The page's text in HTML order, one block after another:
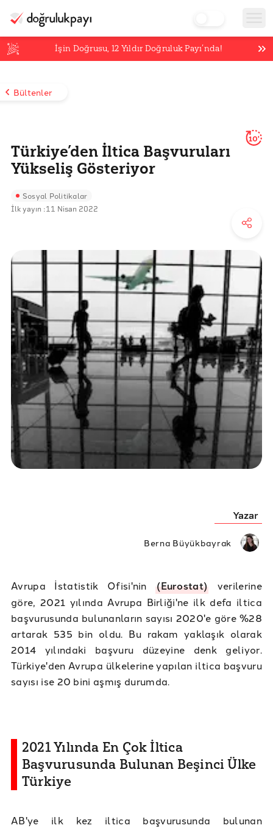
İşin Doğrusu,12 Yıldır Doğruluk Payı’nda!
Bültenler
Türkiye’den İltica Başvuruları
Yükseliş Gösteriyor
10'
Sosyal Politikalar
İlk yayın :11 Nisan 2022
Yazar
Berna Büyükbayrak
Avrupa İstatistik Ofisi'nin(Eurostat) verilerine
göre, 2021 yılında Avrupa Birliği'ne ilk defa iltica
başvurusunda bulunanların sayısı 2020'e göre %28
artarak 535 bin oldu. Bu rakam yaklaşık olarak
2014 yılındaki başvuru düzeyine denk geliyor.
Türkiye'den Avrupa ülkelerine yapılan iltica başvuru
sayısı ise 20 bini aşmış durumda.
2021 Yılında En Çok İltica
Başvurusunda Bulunan Beşinci Ülke
Türkiye
AB'ye ilk kez iltica başvurusunda bulunan